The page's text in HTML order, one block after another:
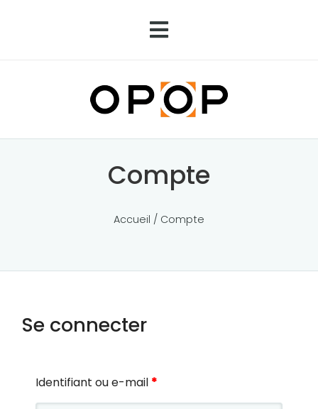
Compte
Accueil / Compte
Se connecter
Identifiant ou e-mail *O
b